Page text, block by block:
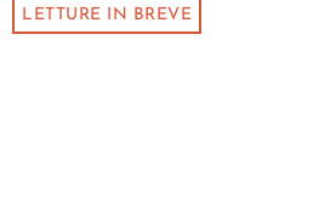
LETTURE IN BREVE